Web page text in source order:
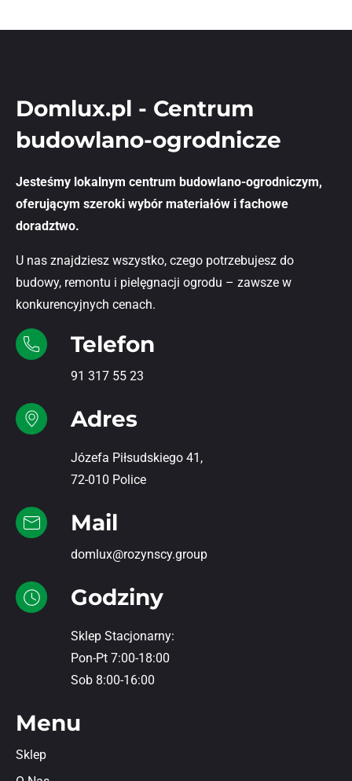
Domlux.pl - Centrum
budowlano-ogrodnicze
Jesteśmy lokalnym centrum budowlano-ogrodniczym,
oferującym szeroki wybór materiałów i fachowe
doradztwo.
U nas znajdziesz wszystko, czego potrzebujesz do
budowy, remontu i pielęgnacji ogrodu – zawsze w
konkurencyjnych cenach.
Telefon
91 317 55 23
Adres
Józefa Piłsudskiego 41,
72-010 Police
Mail
domlux@rozynscy.group
Godziny
Sklep Stacjonarny:
Pon-Pt 7:00-18:00
Sob 8:00-16:00
Menu
Sklep